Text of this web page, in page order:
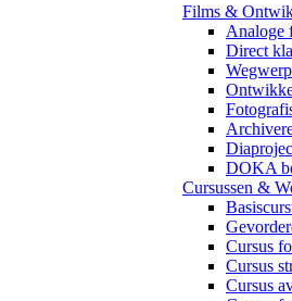
Films &
Analoge
Direct
DOKA
Cursussen &
Cursus
Cursus
Cursus